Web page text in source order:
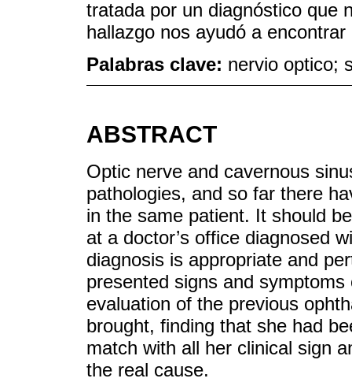
tratada por un diagnóstico que
hallazgo nos ayudó a
Palabras clave: nervio optico;
ABSTRACT
Optic nerve and cavernous
pathologies, and so far there
in the same patient. It should
at a doctor’s office diagnosed
diagnosis is appropriate and
presented signs and
evaluation of the previous
brought, finding that she had
match with all her clinical sign
the real cause.